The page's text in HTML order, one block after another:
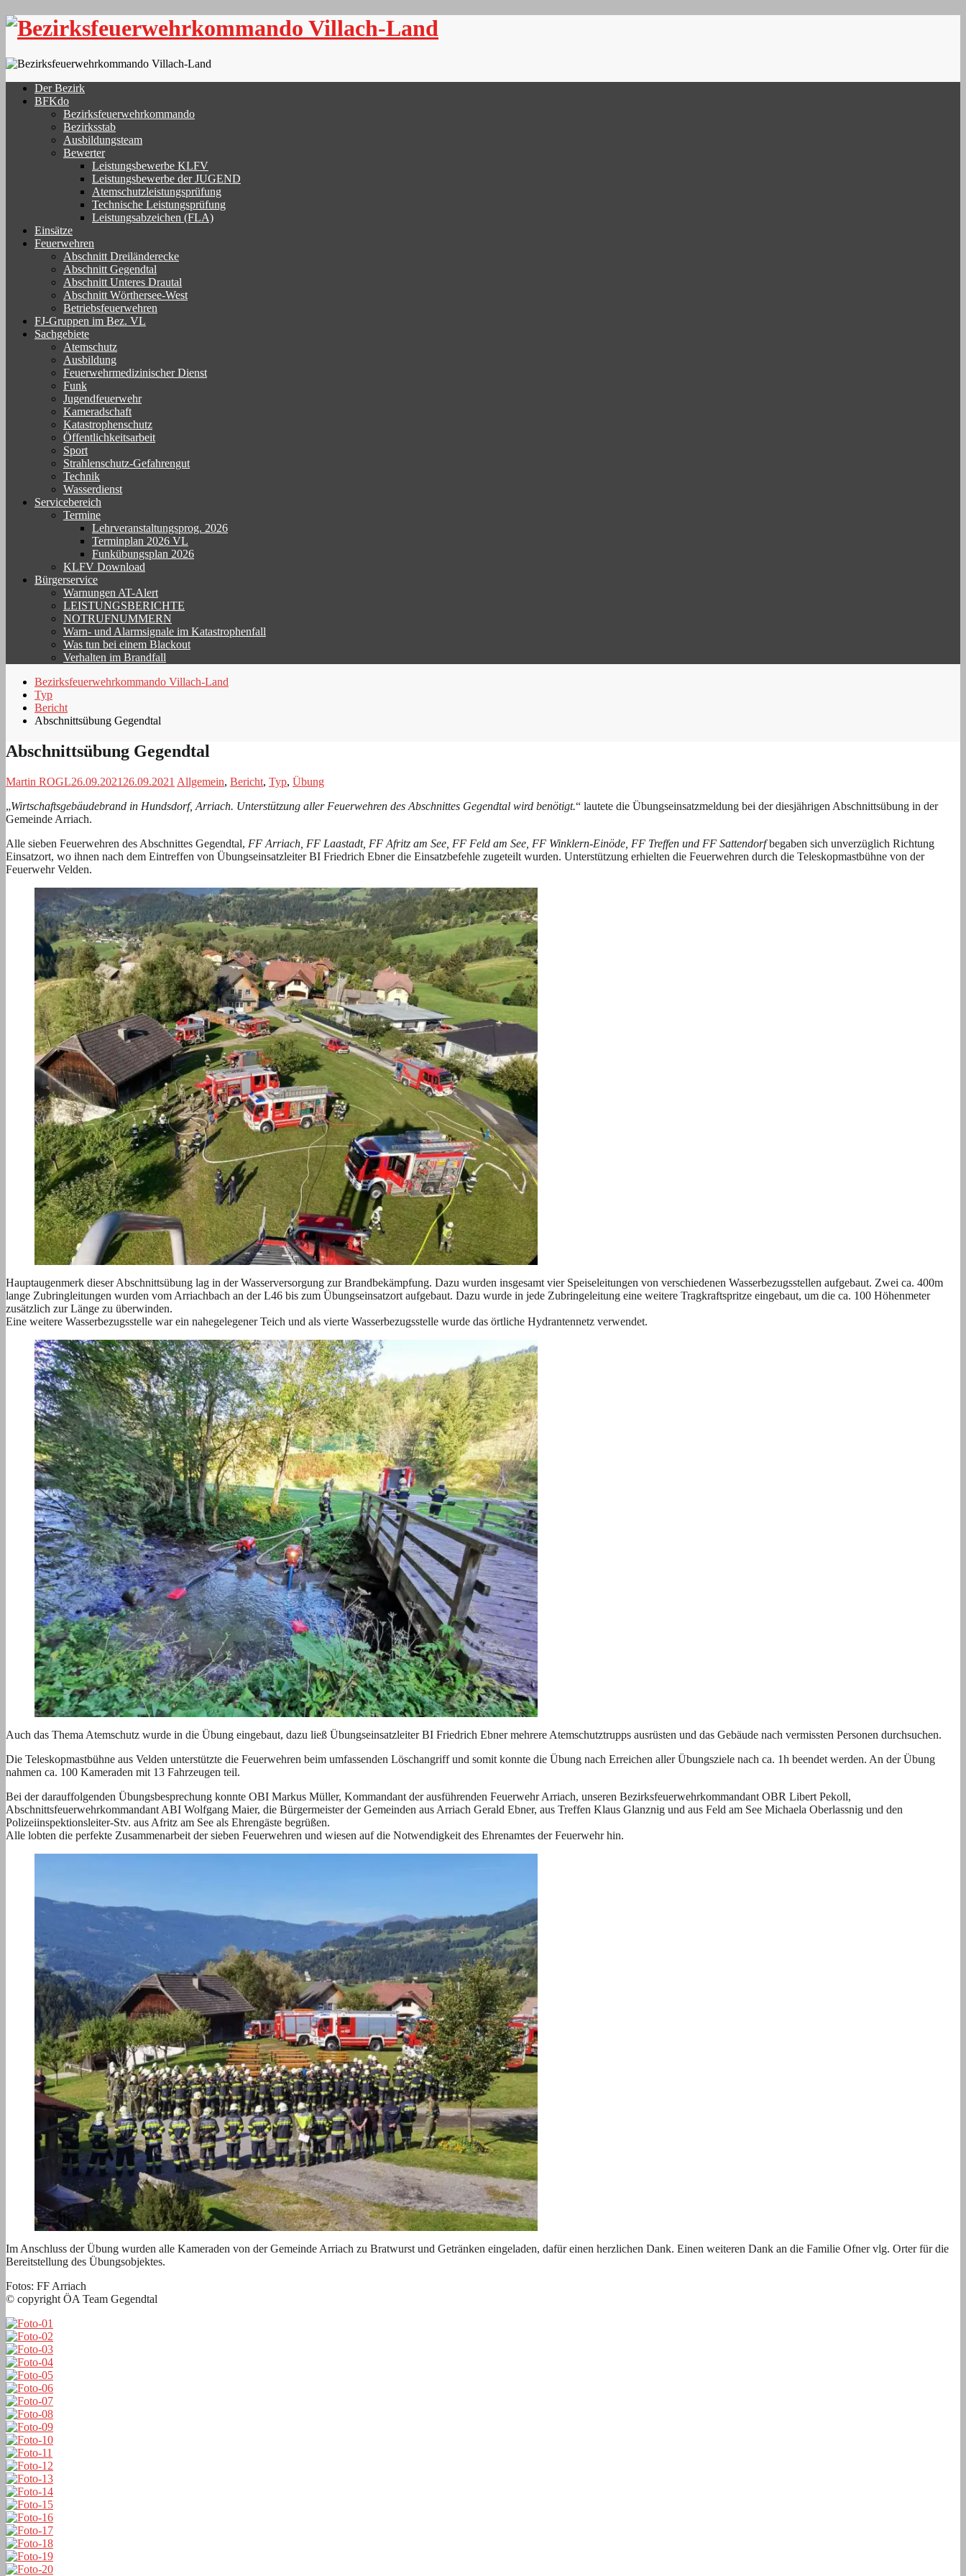
Skip
Der Bezirk
BFKdo
Bezirksfeuerwehrkommando
Bezirksstab
Ausbildungsteam
Bewerter
Leistungsbewerbe KLFV
Leistungsbewerbe der JUGEND
Atemschutzleistungsprüfung
Technische Leistungsprüfung
Leistungsabzeichen (FLA)
Einsätze
Feuerwehren
Abschnitt Dreiländerecke
Abschnitt Gegendtal
Abschnitt Unteres Drautal
Abschnitt Wörthersee-West
Betriebsfeuerwehren
FJ-Gruppen im Bez. VL
Sachgebiete
Atemschutz
Ausbildung
Feuerwehrmedizinischer Dienst
Funk
Jugendfeuerwehr
Kameradschaft
Katastrophenschutz
Öffentlichkeitsarbeit
Sport
Strahlenschutz-Gefahrengut
Technik
Wasserdienst
Servicebereich
Termine
Lehrveranstaltungsprog. 2026
Terminplan 2026 VL
Funkübungsplan 2026
KLFV Download
Bürgerservice
Warnungen AT-Alert
LEISTUNGSBERICHTE
NOTRUFNUMMERN
Warn- und Alarmsignale im Katastrophenfall
Was tun bei einem Blackout
Verhalten im Brandfall
Bezirksfeuerwehrkommando Villach-Land
Typ
Bericht
Abschnittsübung Gegendtal
Abschnittsübung Gegendtal
Martin ROGL26.09.2021 26.09.2021 Allgemein, Bericht, Typ, Übung
„Wirtschaftsgebäudebrand in Hundsdorf, Arriach. Unterstützung aller Feuerwehren des Abschnittes Gegendtal wird benötigt.“ lautete die Übungseinsatzmeldung bei der diesjährigen Abschnittsübung in der
Gemeinde Arriach.
Alle sieben Feuerwehren des Abschnittes Gegendtal, FF Arriach, FF Laastadt, FF Afritz am See, FF Feld am See, FF Winklern-Einöde, FF Treffen und FF Sattendorfbegaben sich unverzüglich Richtung
Einsatzort, wo ihnen nach dem Eintreffen von Übungseinsatzleiter BI Friedrich Ebner die Einsatzbefehle zugeteilt wurden. Unterstützung erhielten die Feuerwehren durch die Teleskopmastbühne von der
Feuerwehr Velden.
Hauptaugenmerk dieser Abschnittsübung lag in der Wasserversorgung zur Brandbekämpfung. Dazu wurden insgesamt vier Speiseleitungen von verschiedenen Wasserbezugsstellen aufgebaut. Zwei ca. 400m
lange Zubringleitungen wurden vom Arriachbach an der L46 bis zum Übungseinsatzort aufgebaut. Dazu wurde in jede Zubringeleitung eine weitere Tragkraftspritze eingebaut, um die ca. 100 Höhenmeter
zusätzlich zur Länge zu überwinden.
Eine weitere Wasserbezugsstelle war ein nahegelegener Teich und als vierte Wasserbezugsstelle wurde das örtliche Hydrantennetz verwendet.
Auch das Thema Atemschutz wurde in die Übung eingebaut, dazu ließ Übungseinsatzleiter BI Friedrich Ebner mehrere Atemschutztrupps ausrüsten und das Gebäude nach vermissten Personen durchsuchen.
Die Teleskopmastbühne aus Velden unterstützte die Feuerwehren beim umfassenden Löschangriff und somit konnte die Übung nach Erreichen aller Übungsziele nach ca. 1h beendet werden. An der Übung
nahmen ca. 100 Kameraden mit 13 Fahrzeugen teil.
Bei der darauffolgenden Übungsbesprechung konnte OBI Markus Müller, Kommandant der ausführenden Feuerwehr Arriach, unseren Bezirksfeuerwehrkommandant OBR Libert Pekoll,
Abschnittsfeuerwehrkommandant ABI Wolfgang Maier, die Bürgermeister der Gemeinden aus Arriach Gerald Ebner, aus Treffen Klaus Glanznig und aus Feld am See Michaela Oberlassnig und den
Polizeiinspektionsleiter-Stv. aus Afritz am See als Ehrengäste begrüßen.
Alle lobten die perfekte Zusammenarbeit der sieben Feuerwehren und wiesen auf die Notwendigkeit des Ehrenamtes der Feuerwehr hin.
Im Anschluss der Übung wurden alle Kameraden von der Gemeinde Arriach zu Bratwurst und Getränken eingeladen, dafür einen herzlichen Dank. Einen weiteren Dank an die Familie Ofner vlg. Orter für die
Bereitstellung des Übungsobjektes.
Fotos: FF Arriach
© copyright ÖA Team Gegendtal